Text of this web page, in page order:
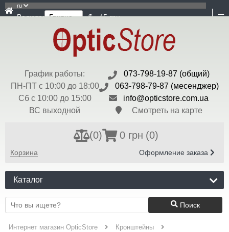
ru
Валюта: $ - 45 грн
График работы:
ПН-ПТ с 10:00 до 18:00
Сб с 10:00 до 15:00
ВС выходной
073-798-19-87 (общий)
063-798-79-87 (месенджер)
info@opticstore.com.ua
Смотреть на карте
(0) 0 грн (0)
Корзина Оформление заказа
Каталог
Поиск
Интернет магазин OpticStore
Кронштейны